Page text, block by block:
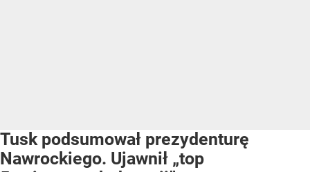
Tusk podsumował prezydenturę
Nawrockiego. Ujawnił „top